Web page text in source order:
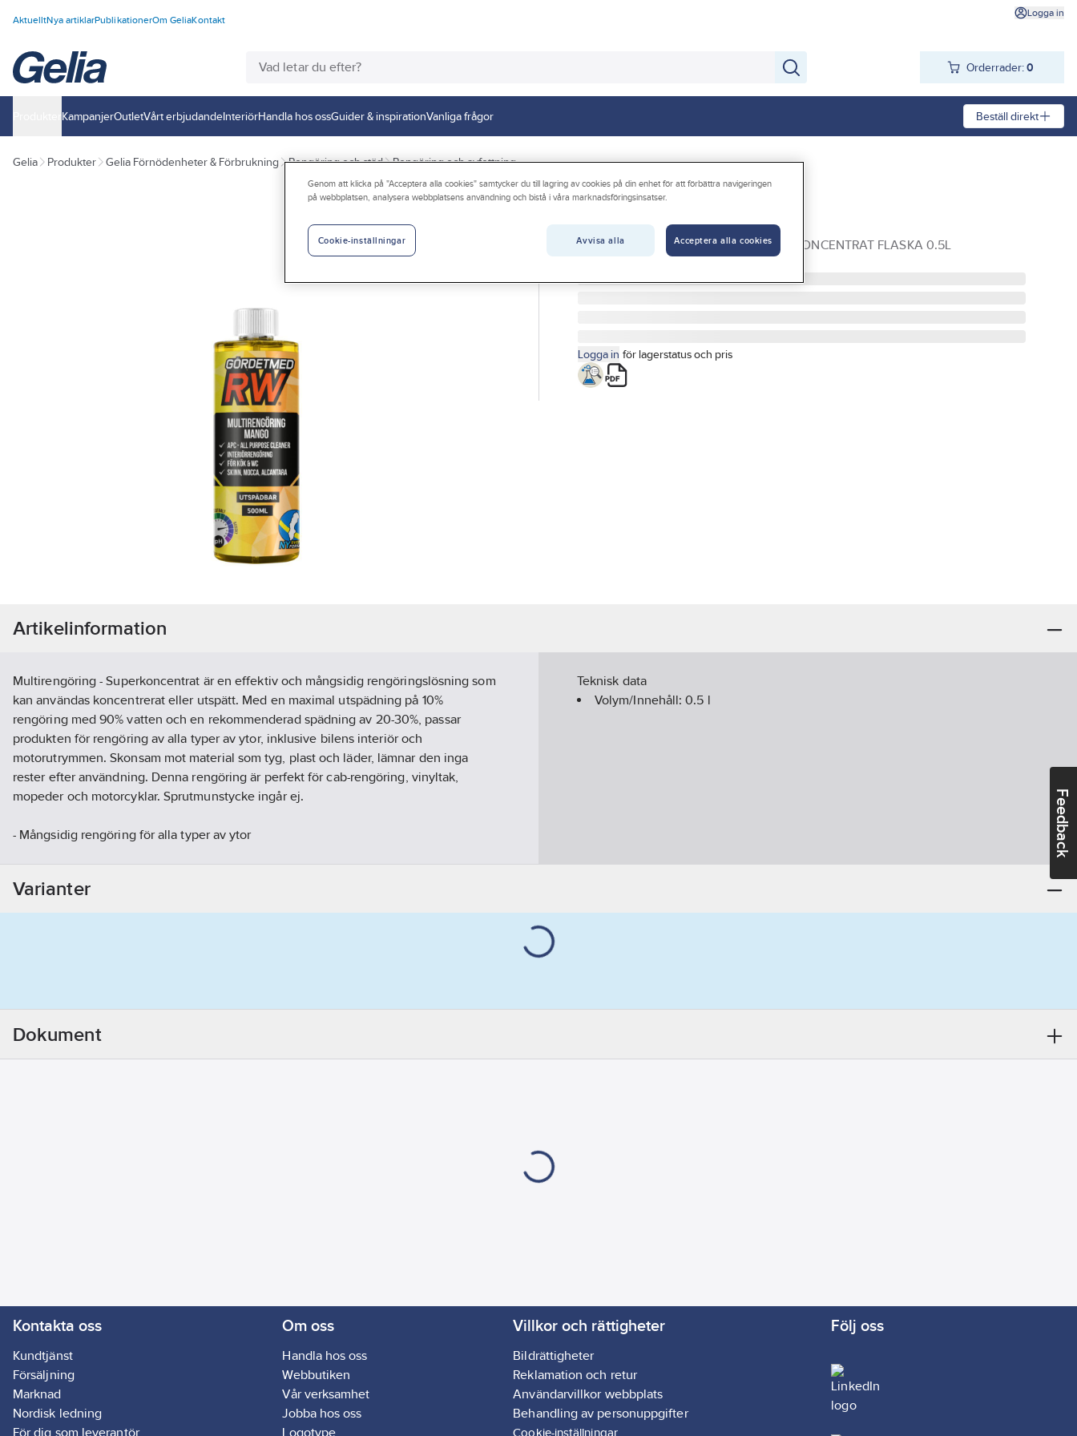
AktuelltNya artiklarPublikationerOm GeliaKontakt
Logga in
Orderrader: 0
KampanjerOutletVårt erbjudandeInteriörHandla hos ossGuider & inspirationVanliga frågor Beställ direkt
Feedback
Gelia Produkter Gelia Förnödenheter & Förbrukning Rengöring och städ Rengöring och avfettning
GÖRDETMEDRW
Multirengöring RW
MULTIRENGÖRING RW MANGO SUPERKONCENTRAT FLASKA 0.5L
Logga in för lagerstatus och pris
Artikelinformation
Multirengöring - Superkoncentrat är en effektiv och mångsidig rengöringslösning som
kan användas koncentrerat eller utspätt. Med en maximal utspädning på 10%
rengöring med 90% vatten och en rekommenderad spädning av 20-30%, passar
produkten för rengöring av alla typer av ytor, inklusive bilens interiör och
motorutrymmen. Skonsam mot material som tyg, plast och läder, lämnar den inga
rester efter användning. Denna rengöring är perfekt för cab-rengöring, vinyltak,
mopeder och motorcyklar. Sprutmunstycke ingår ej.
- Mångsidig rengöring för alla typer av ytor
Artikelnr: 5012598711
Ean artikelnr: 634240146411
Teknisk data
Volym/Innehåll:0.5 l
Varianter
Dokument
Kontakta oss
Kundtjänst
Försäljning
Marknad
Nordisk ledning
För dig som leverantör
Om oss
Handla hos oss
Webbutiken
Vår verksamhet
Jobba hos oss
Logotype
Villkor och rättigheter
Bildrättigheter
Reklamation och retur
Användarvillkor webbplats
Behandling av personuppgifter
Cookie-inställningar
Följ oss
Genom att klicka på "Acceptera alla cookies" samtycker du till lagring av cookies på din enhet för att förbättra navigeringen
på webbplatsen, analysera webbplatsens användning och bistå i våra marknadsföringsinsatser.
Avvisa alla Acceptera alla cookies
Cookie-inställningar